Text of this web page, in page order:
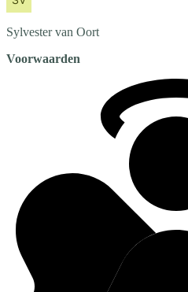
Sylvester van Oort
Voorwaarden